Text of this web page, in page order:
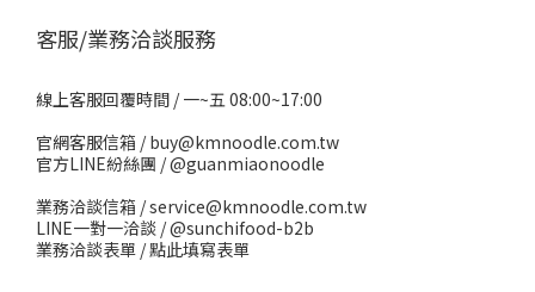
客服/業務洽談服務
線上客服回覆時間 / 一~五 08:00~17:00
官網客服信箱 / buy@kmnoodle.com.tw
官方LINE紛絲團 /@guanmiaonoodle
業務洽談信箱 / service@kmnoodle.com.tw
LINE一對一洽談 /@sunchifood-b2b
業務洽談表單 /點此填寫表單